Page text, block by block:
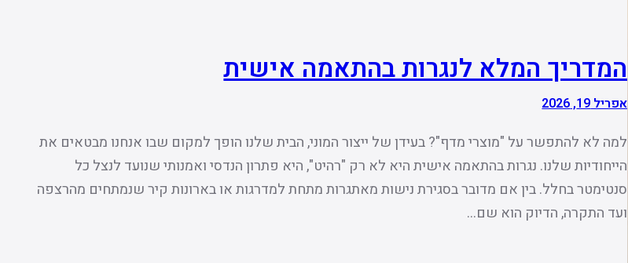
המדריך המלא לנגרות בהתאמה אישית
אפריל 19, 2026
למה לא להתפשר על "מוצרי מדף"? בעידן של ייצור המוני, הבית שלנו הופך למקום שבו אנחנו מבטאים את
הייחודיות שלנו. נגרות בהתאמה אישית היא לא רק "רהיט", היא פתרון הנדסי ואמנותי שנועד לנצל כל
סנטימטר בחלל. בין אם מדובר בסגירת נישות מאתגרות מתחת למדרגות או בארונות קיר שנמתחים מהרצפה
ועד התקרה, הדיוק הוא שם…